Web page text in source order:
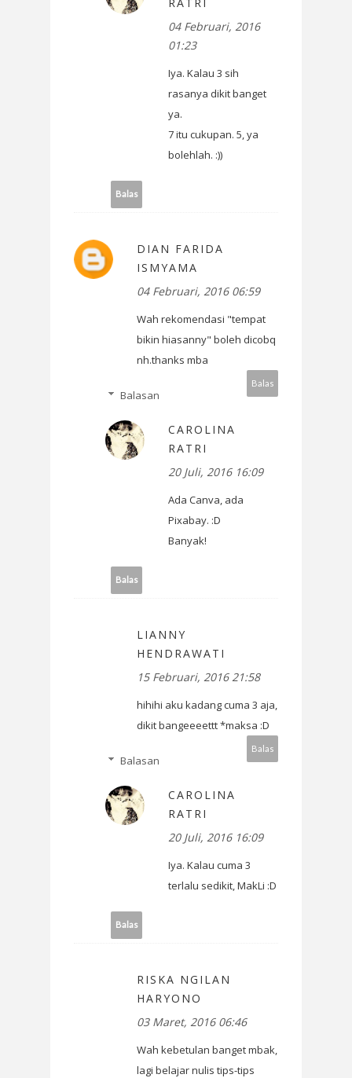
04 Februari, 2016
01:23
Iya. Kalau 3 sih
rasanya dikit banget
ya.
7 itu cukupan. 5, ya
bolehlah. :))
Balas
DIAN FARIDA
ISMYAMA
04 Februari, 2016 06:59
Wah rekomendasi "tempat
bikin hiasanny" boleh dicobq
nh.thanks mba
Balas
Balasan
CAROLINA
RATRI
20 Juli, 2016 16:09
Ada Canva, ada
Pixabay. :D
Banyak!
Balas
LIANNY
HENDRAWATI
15 Februari, 2016 21:58
hihihi aku kadang cuma 3 aja,
dikit bangeeeettt *maksa :D
Balas
Balasan
CAROLINA
RATRI
20 Juli, 2016 16:09
Iya. Kalau cuma 3
terlalu sedikit, MakLi :D
Balas
RISKA NGILAN
HARYONO
03 Maret, 2016 06:46
Wah kebetulan banget mbak,
lagi belajar nulis tips-tips